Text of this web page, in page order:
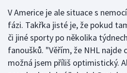
Krasobruslení
Lezení
Lyže a snowboard
V Americe je ale situace s
fázi. Takřka jisté je, že pokud
či jiné sporty po několika
fanoušků. "Věřím, že NHL najde
možná jsem příliš optimistický.